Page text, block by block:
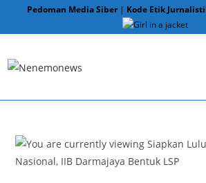
Pedoman Media Siber| Kode Etik